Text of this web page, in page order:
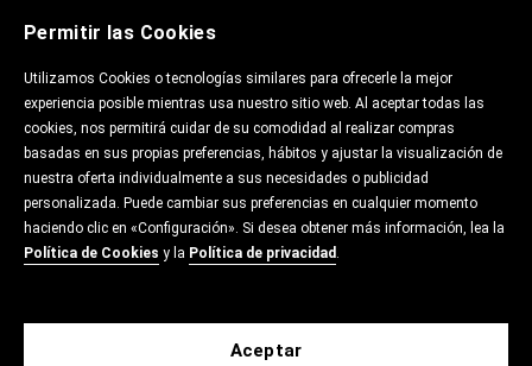
Permitir las Cookies
Utilizamos Cookies o tecnologías similares para ofrecerle la mejor
experiencia posible mientras usa nuestro sitio web. Al aceptar todas las
cookies, nos permitirá cuidar de su comodidad al realizar compras
basadas en sus propias preferencias, hábitos y ajustar la visualización de
nuestra oferta individualmente a sus necesidades o publicidad
personalizada. Puede cambiar sus preferencias en cualquier momento
haciendo clic en «Configuración». Si desea obtener más información, lea la
Política de Cookies y la Política de privacidad.
Aceptar